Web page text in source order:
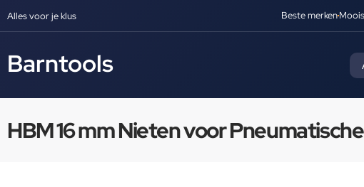
Alles voor je klus Beste merken
Barntools
HBM 16 mm Nieten voor